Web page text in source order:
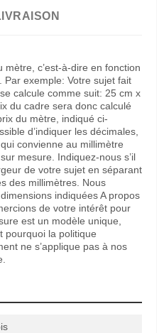
c’est-à-dire en fonction
exemple: Votre sujet fait
calcule comme suit: 25 cm x
du cadre sera donc calculé
du mètre, indiqué ci-
d’indiquer les décimales,
convienne au millimètre
mesure. Indiquez-nous s’il
de votre sujet en séparant
des millimètres. Nous
indiquées A propos
de votre intérêt pour
est un modèle unique,
pourquoi la politique
ne s’applique pas à nos